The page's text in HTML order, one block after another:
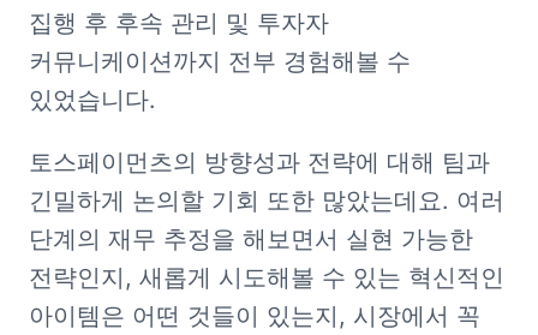
집행 후 후속 관리 및 투자자
커뮤니케이션까지 전부 경험해볼 수
있었습니다.
토스페이먼츠의 방향성과 전략에 대해 팀과
긴밀하게 논의할 기회 또한 많았는데요. 여러
단계의 재무 추정을 해보면서 실현 가능한
전략인지, 새롭게 시도해볼 수 있는 혁신적인
아이템은 어떤 것들이 있는지, 시장에서 꼭